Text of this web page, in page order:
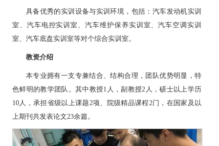
具备优秀的实训设备与实训环境，包括：汽车发动机实训
室、汽车电控实训室、汽车维护保养实训室、汽车空调实训
室、汽车底盘实训室等对个综合实训室。
教资介绍
本专业拥有一支专兼结合、结构合理，团队优势明显，特
色鲜明的教学团队。其中教授1人，副教授2人，硕士以上学历
10人，承担省级以上课题2项、院级精品课程2门，在国家及以
上期刊共发表论文23余篇。